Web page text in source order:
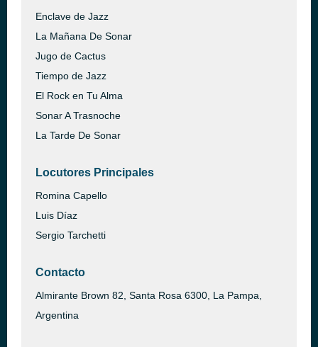
Enclave de Jazz
La Mañana De Sonar
Jugo de Cactus
Tiempo de Jazz
El Rock en Tu Alma
Sonar A Trasnoche
La Tarde De Sonar
Locutores Principales
Romina Capello
Luis Díaz
Sergio Tarchetti
Contacto
Almirante Brown 82, Santa Rosa 6300, La Pampa,
Argentina